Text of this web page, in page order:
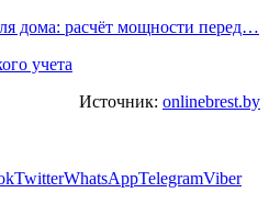
дома: расчёт мощности перед…
учета
Источник: onlinebrest.by
TwitterWhatsAppTelegramViber